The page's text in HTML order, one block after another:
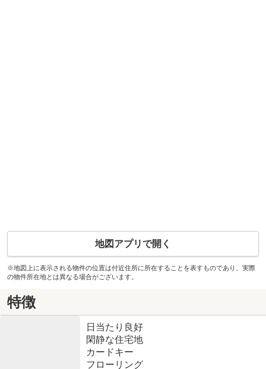
地図アプリで開く
※地図上に表示される物件の位置は付近住所に所在することを表すものであり、実際
の物件所在地とは異なる場合がございます。
特徴
日当たり良好
閑静な住宅地
カードキー
フローリング